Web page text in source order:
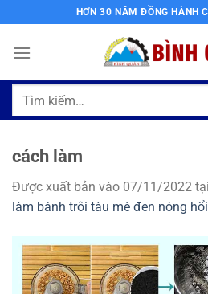
qua
nội
HƠN 30 NĂM ĐỒNG HÀNH
Tìm
cách làm
Được xuất bản vào 07/11/2022 tại
làm bánh trôi tàu mè đen nóng